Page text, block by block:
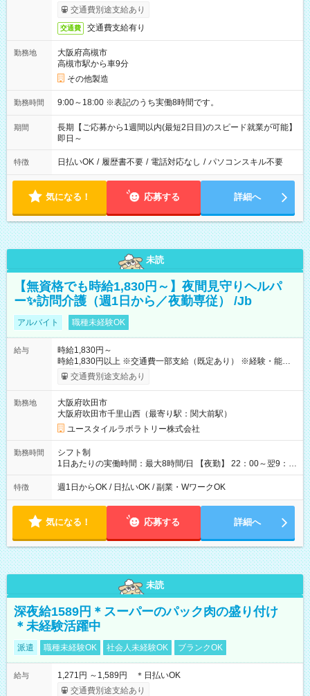
交通費別途支給あり
交通費 交通費支給有り
勤務地
大阪府高槻市
高槻市駅から車9分
その他製造
勤務時間 9:00～18:00 ※表記のうち実働8時間です。
期間
長期【ご応募から1週間以内(最短2日目)のスピード就業が可能】
即日～
特徴 日払いOK / 履歴書不要 / 電話対応なし / パソコンスキル不要
気になる！ 応募する 詳細へ
未読
【無資格でも時給1,830円～】夜間見守りヘルパ
ー✨訪問介護（週1日から／夜勤専従） /Jb
アルバイト 職種未経験OK
給与
時給1,830円～
時給1,830円以上 ※交通費一部支給（既定あり） ※経験・能力を
考慮して決定します 【収入例】 週1回勤務の場合：1,830円×8時
間×4回=5万8,560円 週3回勤務の場合：1,830円×8時間×12回
月 ※ 雇用形態と給与に、本採用時と異なる部分があります。 雇
用形態：本採用時と同じです。 給与：時給 1,610円以上
交通費別途支給あり
勤務地
大阪府吹田市
大阪府吹田市千里山西（最寄り駅：関大前駅）
ユースタイルラボラトリー株式会社
勤務時間
シフト制
1日あたりの実働時間：最大8時間/日 【夜勤】 22：00～翌9：
00 ※週1日～OK ／ 夜勤専従 ＊＊ 勤務時間例 ＊＊ ■22時か
ら翌7時 ■23時から翌8時 ■24時から翌9時 など ※上記の時間
ます。 ※曜日固定（毎週同じ曜日での勤務となります）
特徴 週1日からOK / 日払いOK / 副業・WワークOK
気になる！ 応募する 詳細へ
未読
深夜給1589円＊スーパーのパック肉の盛り付け
＊未経験活躍中
派遣 職種未経験OK 社会人未経験OK ブランクOK
給与
1,271円 ～1,589円 ＊日払いOK
交通費別途支給あり